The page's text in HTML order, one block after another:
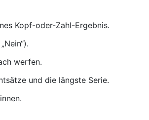
Kopf-oder-Zahl-Ergebnis.
werfen.
und die längste Serie.